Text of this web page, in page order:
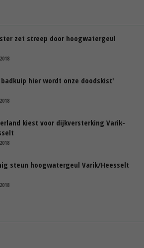
zet streep door hoogwatergeul
badkuip hier wordt onze doodskist'
kiest voor dijkversterking Varik-
steun hoogwatergeul Varik/Heesselt